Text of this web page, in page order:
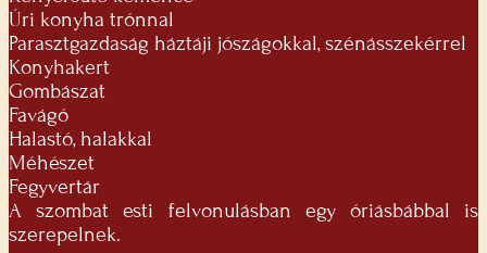
Úri konyha trónnal
Parasztgazdaság háztáji jószágokkal, szénásszekérrel
Konyhakert
Gombászat
Favágó
Halastó, halakkal
Méhészet
Fegyvertár
A szombat esti felvonulásban egy óriásbábbal is
szerepelnek.